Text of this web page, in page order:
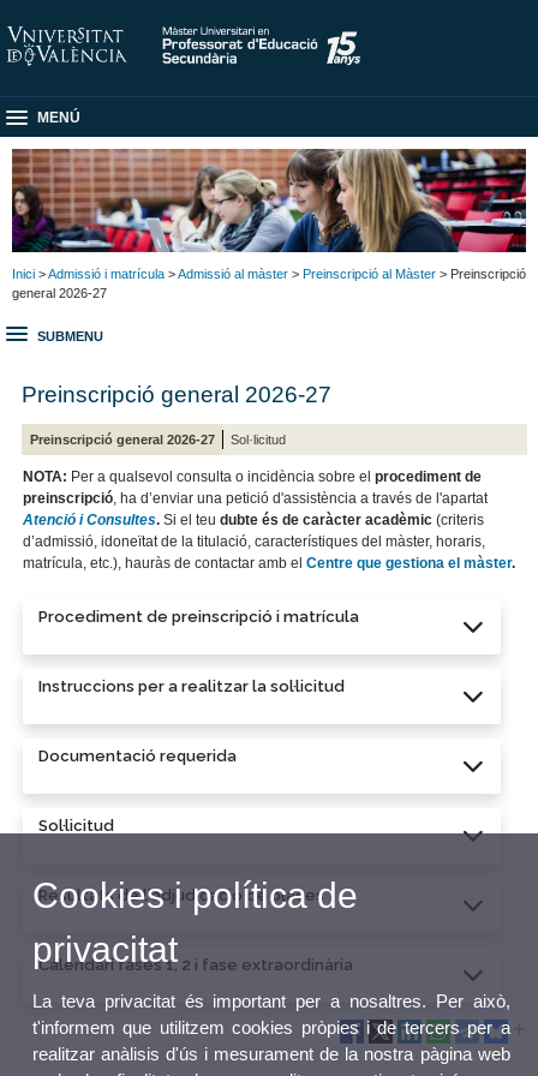
MENÚ
Inici >Admissió i matrícula >Admissió al màster > Preinscripció al Màster > Preinscripció
general 2026-27
SUBMENU
Preinscripció general 2026-27
Preinscripció general 2026-27 Sol·licitud
NOTA: Per a qualsevol consulta o incidència sobre elprocediment de
preinscripció , ha d’enviar una petició d'assistència a través de l'apartat
Atenció i Consultes. Si el teudubte és de caràcter acadèmic (criteris
d’admissió, idoneïtat de la titulació, característiques del màster, horaris,
matrícula, etc.), hauràs de contactar amb el Centre que gestiona el màster.
Procediment de preinscripció i matrícula
Instruccions per a realitzar la sol·licitud
Documentació requerida
Sol·licitud
Resultats de l'adjudicació de places
Calendari fases 1, 2 i fase extraordinària
Cookies i política de
privacitat
La teva privacitat és important per a nosaltres. Per això,
t'informem que utilitzem cookies pròpies i de tercers per a
realitzar anàlisis d'ús i mesurament de la nostra pàgina web